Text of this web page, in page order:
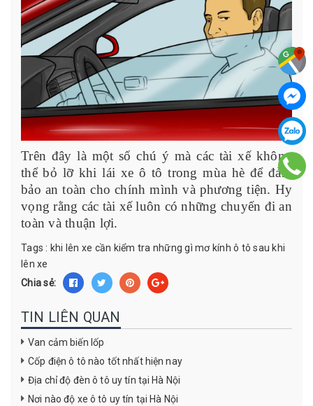
Trên đây là một số chú ý mà các tài xế không
thể bỏ lỡ khi lái xe ô tô trong mùa hè để đảm
bảo an toàn cho chính mình và phương tiện. Hy
vọng rằng các tài xế luôn có những chuyến đi an
toàn và thuận lợi.
Tags : khi lên xe cần kiểm tra những gì mơ kính ô tô sau khi
lên xe
Chia sẻ:
TIN LIÊN QUAN
Van cảm biến lốp
Cốp điện ô tô nào tốt nhất hiện nay
Địa chỉ độ đèn ô tô uy tín tại Hà Nội
Nơi nào độ xe ô tô uy tín tại Hà Nội